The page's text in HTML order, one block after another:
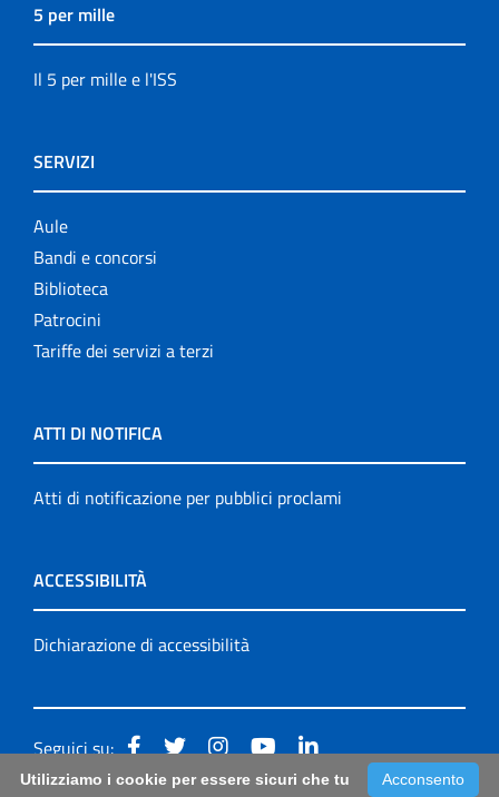
5 per mille
Il 5 per mille e l'ISS
SERVIZI
Aule
Bandi e concorsi
Biblioteca
Patrocini
Tariffe dei servizi a terzi
ATTI DI NOTIFICA
Atti di notificazione per pubblici proclami
ACCESSIBILITÀ
Dichiarazione di accessibilità
Seguici su:
Acconsento
Utilizziamo i cookie per essere sicuri che tu